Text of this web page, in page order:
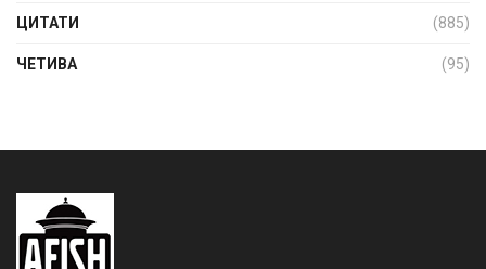
ЦИТАТИ (885)
ЧЕТИВА (95)